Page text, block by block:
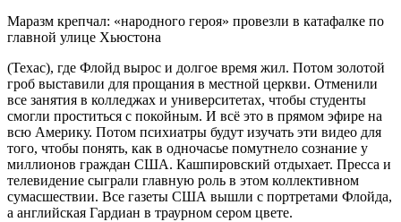
Маразм крепчал: «народного героя» провезли в катафалке по
главной улице Хьюстона
(Техас), где Флойд вырос и долгое время жил. Потом золотой
гроб выставили для прощания в местной церкви. Отменили
все занятия в колледжах и университетах, чтобы студенты
смогли проститься с покойным. И всё это в прямом эфире на
всю Америку. Потом психиатры будут изучать эти видео для
того, чтобы понять, как в одночасье помутнело сознание у
миллионов граждан США. Кашпировский отдыхает. Пресса и
телевидение сыграли главную роль в этом коллективном
сумасшествии. Все газеты США вышли с портретами Флойда,
а английская Гардиан в траурном сером цвете.